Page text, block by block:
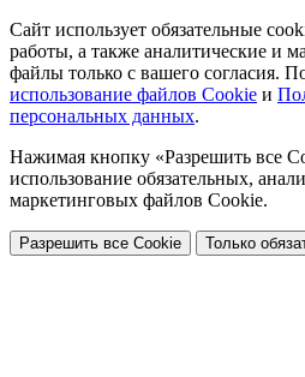
Сайт использует обязательные
работы, а также аналитические и
файлы только с вашего согласия.
использование файлов Cookie и
персональных данных.
Нажимая кнопку «Разрешить все
использование обязательных,
маркетинговых файлов Cookie.
Разрешить все Cookie Только